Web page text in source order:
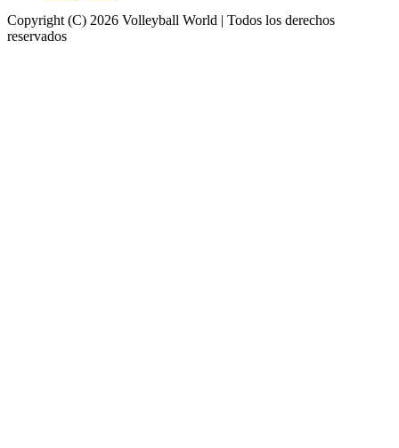
Copyright (C) 2026 Volleyball World | Todos los derechos
reservados